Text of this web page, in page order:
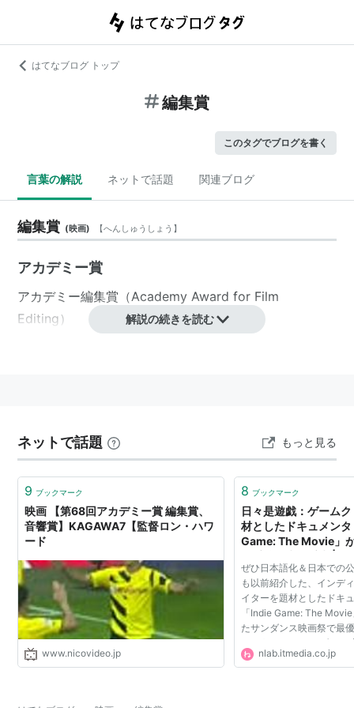
はてなブログ トップ
編集賞
このタグでブログを書く
言葉の解説 ネットで話題 関連ブログ
編集賞 (映画) 【へんしゅうしょう 】
アカデミー賞
アカデミー編集賞（Academy Award for Film
Editing）
解説の続きを読む
ネットで話題 もっと見る
9 ブックマーク
映画 【第68回アカデミー賞 編集賞、
音響賞】KAGAWA7【監督ロン・ハワ
ード
www.nicovideo.jp
8 ブックマーク
日々是遊戯：ゲーム
材としたドキュメン
Game: The Movie」
ぜひ日本語化＆日本での
も以前紹介した、インデ
イターを題材としたドキ
「Indie Game: The
たサンダンス映画祭で最
たそうです。 サンダン
「ソウ」や「CUBE」、
nlab.itmedia.co.jp